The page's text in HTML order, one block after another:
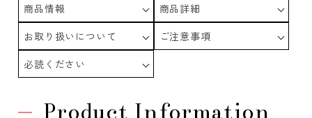
商品情報
商品詳細
お取り扱いについて
ご注意事項
必読ください
Product Information